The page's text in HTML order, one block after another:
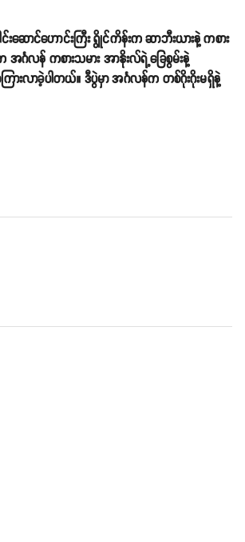
ောင်ဟောင်းကြီး ရွိုင်ကိန်းက ဆာဘီးယားနဲ့ ကစား
ဂလန် ကစားသမား အာနိုးလ်ရဲ့ခြေစွမ်းနဲ့
းလာခဲ့ပါတယ်။ ဒီပွဲမှာ အင်္ဂလန်က တစ်ဂိုးဂိုးမရှိနဲ့